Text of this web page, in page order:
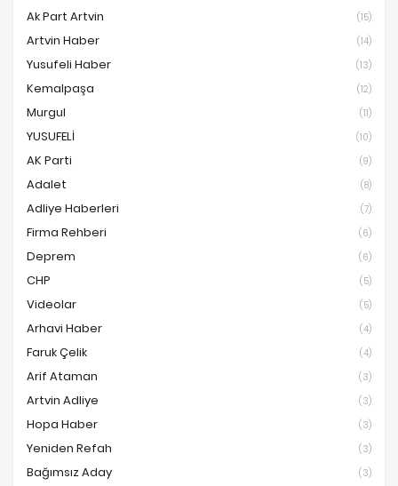
Ak Part Artvin (15)
Artvin Haber (14)
Yusufeli Haber (13)
Kemalpaşa (12)
Murgul (11)
YUSUFELİ (10)
AK Parti (9)
Adalet (8)
Adliye Haberleri (7)
Firma Rehberi (6)
Deprem (6)
CHP (5)
Videolar (5)
Arhavi Haber (4)
Faruk Çelik (4)
Arif Ataman (3)
Artvin Adliye (3)
Hopa Haber (3)
Yeniden Refah (3)
Bağımsız Aday (3)